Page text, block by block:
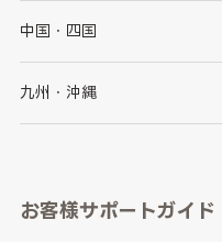
千葉県
石川県
山梨県
愛知県
大阪府
京都府
和歌山県
中国・四国
鳥取県
山口県
九州・沖縄
長崎県
お客様サポートガイド